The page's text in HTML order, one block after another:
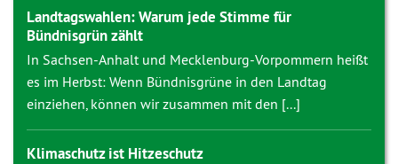
Landtagswahlen: Warum jede Stimme für
Bündnisgrün zählt
In Sachsen-Anhalt und Mecklenburg-Vorpommern heißt
es im Herbst: Wenn Bündnisgrüne in den Landtag
einziehen, können wir zusammen mit den [...]
Klimaschutz ist Hitzeschutz